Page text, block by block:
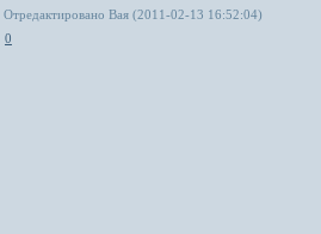
Отредактировано Вая (2011-02-13 16:52:04)
0